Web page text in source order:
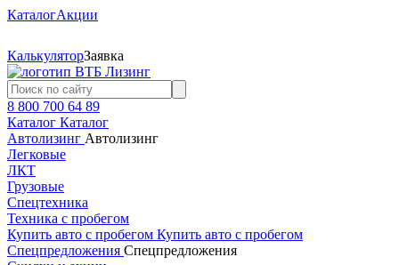
КаталогАкции
КалькуляторЗаявка
8 800 700 64 89
Каталог Каталог
Автолизинг Автолизинг
Легковые
ЛКТ
Грузовые
Спецтехника
Техника с пробегом
Купить авто с пробегом Купить авто с пробегом
Спецпредложения Спецпредложения